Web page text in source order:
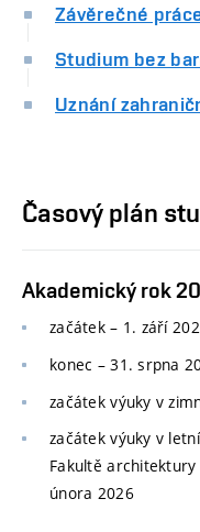
Závěrečné
Studium bez
Uznání
Časový plán
Akademický rok
začátek – 1. září
konec –31. srpna
začátek výuky v
začátek výuky v
Fakultě
února 2026